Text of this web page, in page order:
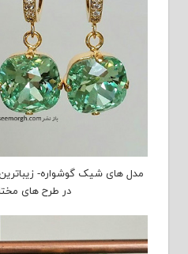
مدل های شیک گوشواره-
در طرح های